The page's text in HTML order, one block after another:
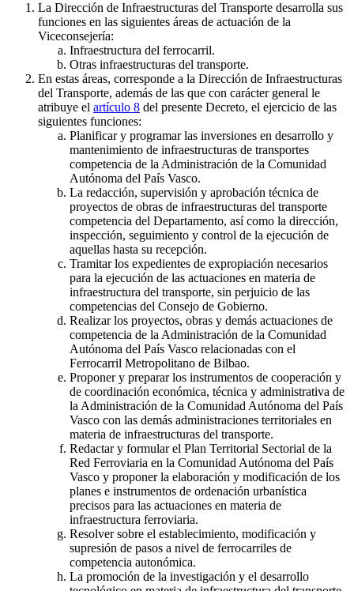
La Dirección de Infraestructuras del Transporte desarrolla sus
funciones en las siguientes áreas de actuación de la
Viceconsejería:
Infraestructura del ferrocarril.
Otras infraestructuras del transporte.
En estas áreas, corresponde a la Dirección de Infraestructuras
del Transporte, además de las que con carácter general le
atribuye el artículo 8 del presente Decreto, el ejercicio de las
siguientes funciones:
Planificar y programar las inversiones en desarrollo y
mantenimiento de infraestructuras de transportes
competencia de la Administración de la Comunidad
Autónoma del País Vasco.
La redacción, supervisión y aprobación técnica de
proyectos de obras de infraestructuras del transporte
competencia del Departamento, así como la dirección,
inspección, seguimiento y control de la ejecución de
aquellas hasta su recepción.
Tramitar los expedientes de expropiación necesarios
para la ejecución de las actuaciones en materia de
infraestructura del transporte, sin perjuicio de las
competencias del Consejo de Gobierno.
Realizar los proyectos, obras y demás actuaciones de
competencia de la Administración de la Comunidad
Autónoma del País Vasco relacionadas con el
Ferrocarril Metropolitano de Bilbao.
Proponer y preparar los instrumentos de cooperación y
de coordinación económica, técnica y administrativa de
la Administración de la Comunidad Autónoma del País
Vasco con las demás administraciones territoriales en
materia de infraestructuras del transporte.
Redactar y formular el Plan Territorial Sectorial de la
Red Ferroviaria en la Comunidad Autónoma del País
Vasco y proponer la elaboración y modificación de los
planes e instrumentos de ordenación urbanística
precisos para las actuaciones en materia de
infraestructura ferroviaria.
Resolver sobre el establecimiento, modificación y
supresión de pasos a nivel de ferrocarriles de
competencia autonómica.
La promoción de la investigación y el desarrollo